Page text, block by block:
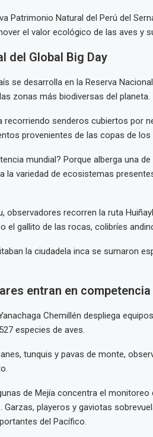
Patrimonio Natural del Perú del
el valor ecológico de las aves y
del Global Big Day
se desarrolla en la Reserva
zonas más biodiversas del planeta.
recorriendo senderos cubiertos por
provenientes de las copas de los
mundial? Porque alberga una
la variedad de ecosistemas
observadores recorren la ruta
el gallito de las rocas, colibríes
la ciudadela inca se sumaron
entran en competencia
Chemillén despliega
especies de aves.
tunquis y pavas de monte,
de Mejía concentra el
playeros y gaviotas
del Pacífico.